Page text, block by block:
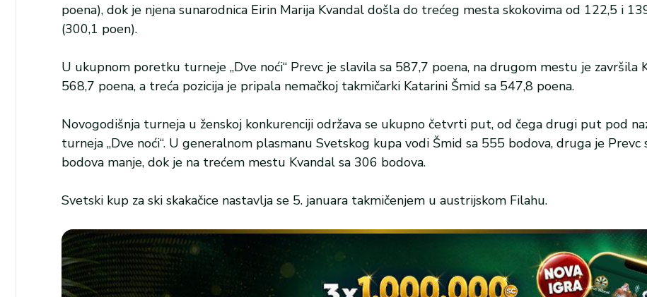
poena), dok je njena sunarodnica Eirin Marija Kvandal došla do trećeg mesta skokovima od 122,5 i
(300,1 poen).
U ukupnom poretku turneje „Dve noći“ Prevc je slavila sa 587,7 poena, na drugom mestu je završila
568,7 poena, a treća pozicija je pripala nemačkoj takmičarki Katarini Šmid sa 547,8 poena.
Novogodišnja turneja u ženskoj konkurenciji održava se ukupno četvrti put, od čega drugi put pod
turneja „Dve noći“. U generalnom plasmanu Svetskog kupa vodi Šmid sa 555 bodova, druga je Prevc
bodova manje, dok je na trećem mestu Kvandal sa 306 bodova.
Svetski kup za ski skakačice nastavlja se 5. januara takmičenjem u austrijskom Filahu.